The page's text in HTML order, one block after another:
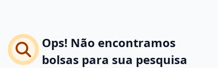
Ops! Não encontramos
bolsas para sua pesquisa